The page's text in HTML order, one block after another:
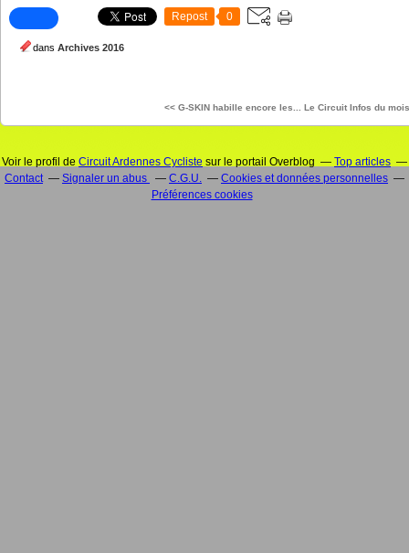
Repost 0
dans Archives 2016
<< G-SKIN habille encore les... Le Circuit Infos du
Voir le profil de Circuit Ardennes Cycliste sur le portail Overblog
Top articles
Contact
Signaler un abus C.G.U.
Cookies et données personnelles
Préférences cookies